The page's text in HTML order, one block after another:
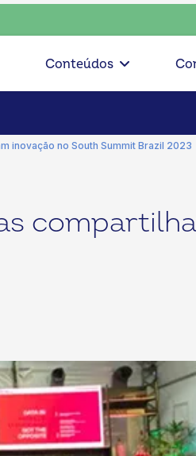
escolha o coop • escolha
Conteúdos
inovação no South Summit Brazil 2023